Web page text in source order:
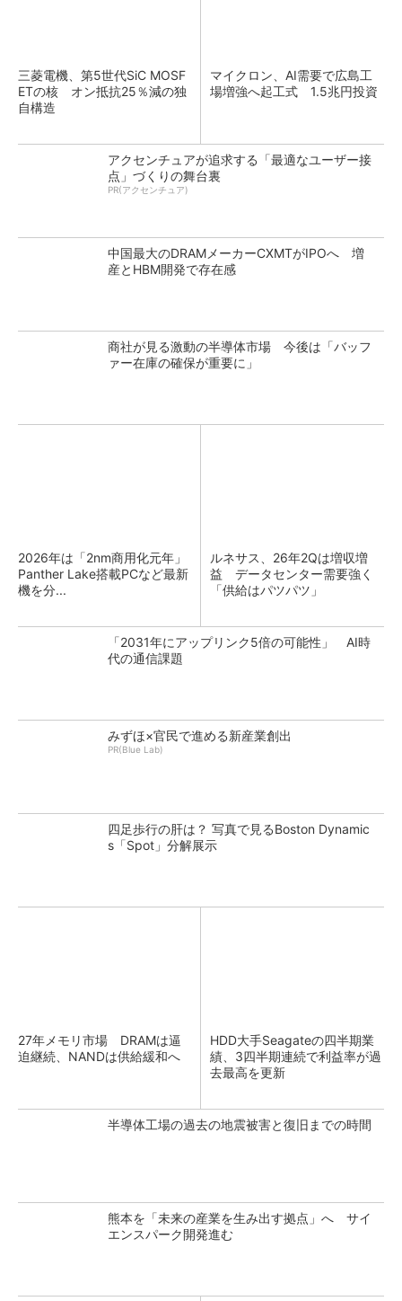
三菱電機、第5世代SiC MOSF
ETの核 オン抵抗25％減の独
自構造
マイクロン、AI需要で広島工
場増強へ起工式 1.5兆円投資
アクセンチュアが追求する「最適なユーザー接
点」づくりの舞台裏
PR(アクセンチュア)
中国最大のDRAMメーカーCXMTがIPOへ 増
産とHBM開発で存在感
商社が見る激動の半導体市場 今後は「バッフ
ァー在庫の確保が重要に」
2026年は「2nm商用化元年」
Panther Lake搭載PCなど最新
機を分...
ルネサス、26年2Qは増収増
益 データセンター需要強く
「供給はパツパツ」
「2031年にアップリンク5倍の可能性」 AI時
代の通信課題
みずほ×官民で進める新産業創出
PR(Blue Lab)
四足歩行の肝は？ 写真で見るBoston Dynamic
s「Spot」分解展示
27年メモリ市場 DRAMは逼
迫継続、NANDは供給緩和へ
HDD大手Seagateの四半期業
績、3四半期連続で利益率が過
去最高を更新
半導体工場の過去の地震被害と復旧までの時間
熊本を「未来の産業を生み出す拠点」へ サイ
エンスパーク開発進む